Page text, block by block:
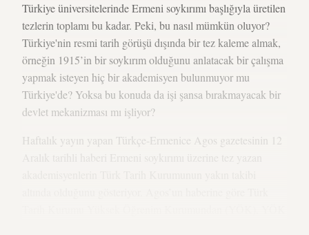
Türkiye üniversitelerinde Ermeni soykırımı başlığıyla üretilen
tezlerin toplamı bu kadar. Peki, bu nasıl mümkün oluyor?
Türkiye'nin resmi tarih görüşü dışında bir tez kaleme almak,
örneğin 1915’in bir soykırım olduğunu anlatacak bir çalışma
yapmak isteyen hiç bir akademisyen bulunmuyor mu
Türkiye'de? Yoksa bu konuda da işi şansa bırakmayacak bir
devlet mekanizması mı işliyor?
Haftalık yayın yapan Türkçe-Ermenice Agos gazetesinin 12